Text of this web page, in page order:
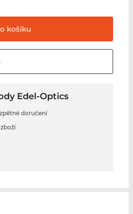
košíku
Edel-Optics
doručení